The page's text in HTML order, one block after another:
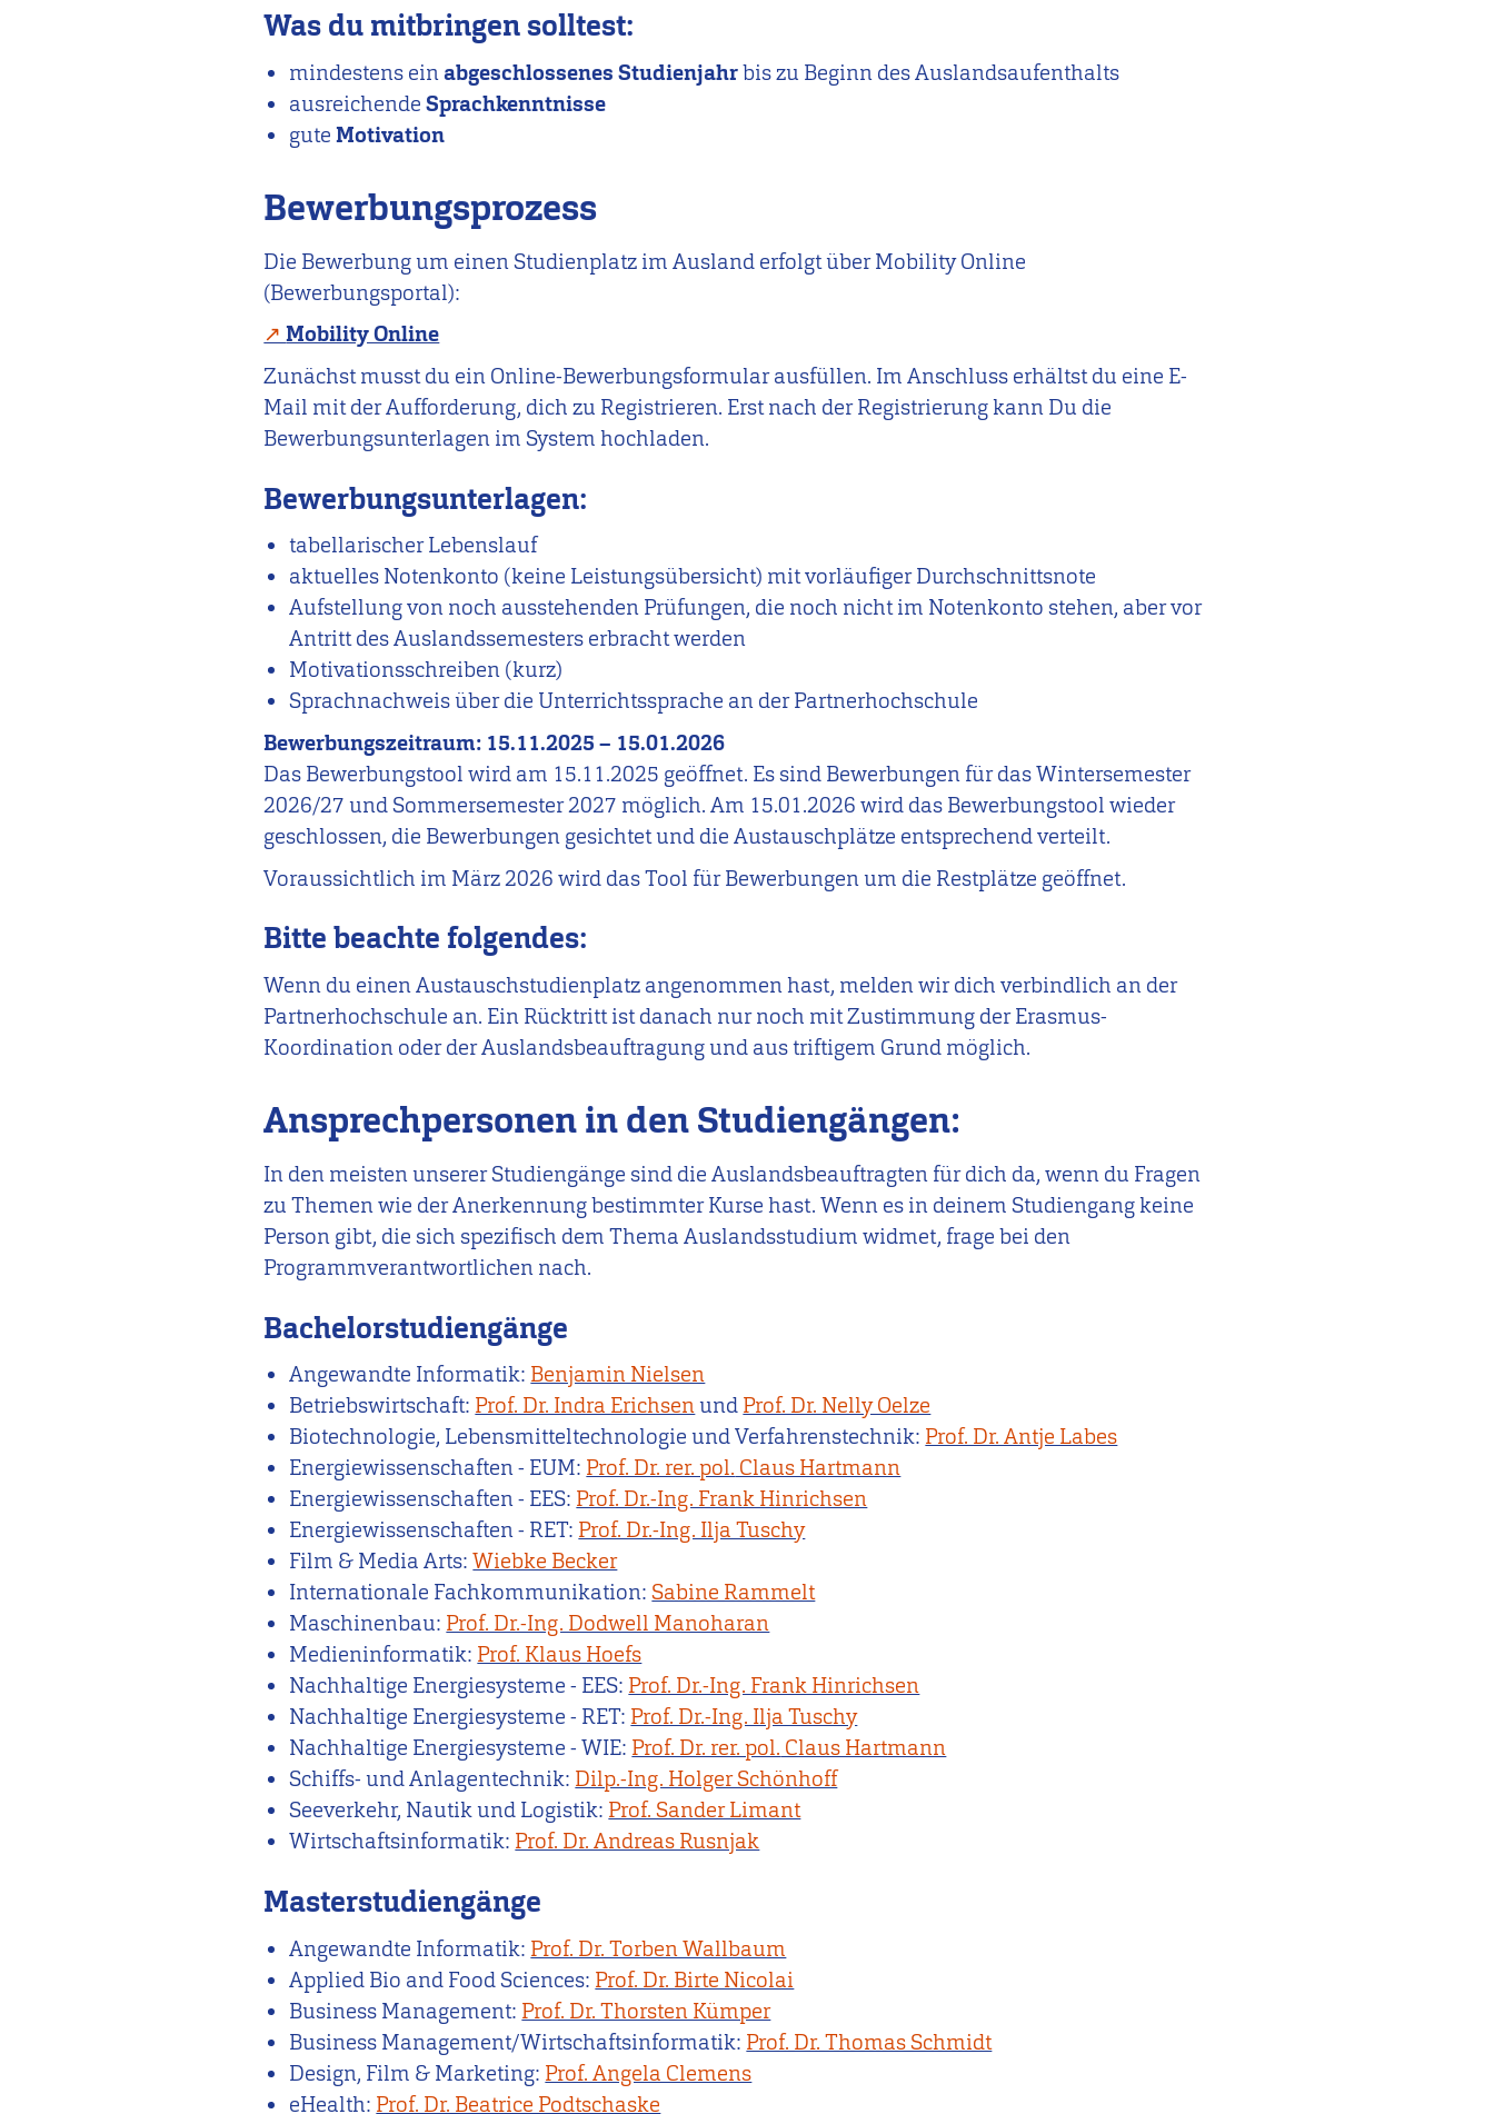
Was du mitbringen solltest:
mindestens einabgeschlossenes Studienjahrbis zu Beginn des Auslandsaufenthalts
ausreichendeSprachkenntnisse
guteMotivation
Bewerbungsprozess
Die Bewerbung um einen Studienplatz im Ausland erfolgt über Mobility Online
(Bewerbungsportal):
Mobility Online
Zunächst musst du ein Online-Bewerbungsformular ausfüllen. Im Anschluss erhältst du eine E-
Mail mit der Aufforderung, dich zu Registrieren. Erst nach der Registrierung kann Du die
Bewerbungsunterlagen im System hochladen.
Bewerbungsunterlagen:
tabellarischer Lebenslauf
aktuelles Notenkonto (keine Leistungsübersicht) mit vorläufiger Durchschnittsnote
Aufstellung von noch ausstehenden Prüfungen, die noch nicht im Notenkonto stehen, aber vor
Antritt des Auslandssemesters erbracht werden
Motivationsschreiben (kurz)
Sprachnachweis über die Unterrichtssprache an der Partnerhochschule
Bewerbungszeitraum: 15.11.2025 – 15.01.2026
Das Bewerbungstool wird am 15.11.2025 geöffnet. Es sind Bewerbungen für das Wintersemester
2026/27 und Sommersemester 2027 möglich. Am 15.01.2026 wird das Bewerbungstool wieder
geschlossen, die Bewerbungen gesichtet und die Austauschplätze entsprechend verteilt.
Voraussichtlich im März 2026 wird das Tool für Bewerbungen um die Restplätze geöffnet.
Bitte beachte folgendes:
Wenn du einen Austauschstudienplatz angenommen hast, melden wir dich verbindlich an der
Partnerhochschule an. Ein Rücktritt ist danach nur noch mit Zustimmung der Erasmus-
Koordination oder der Auslandsbeauftragung und aus triftigem Grund möglich.
Ansprechpersonen in den Studiengängen:
In den meisten unserer Studiengänge sind die Auslandsbeauftragten für dich da, wenn du Fragen
zu Themen wie der Anerkennung bestimmter Kurse hast. Wenn es in deinem Studiengang keine
Person gibt, die sich spezifisch dem Thema Auslandsstudium widmet, frage bei den
Programmverantwortlichen nach.
Bachelorstudiengänge
Angewandte Informatik: Benjamin Nielsen
Betriebswirtschaft: Prof. Dr. Indra Erichsenund Prof. Dr. Nelly Oelze
Biotechnologie, Lebensmitteltechnologie und Verfahrenstechnik: Prof. Dr. Antje Labes
Energiewissenschaften - EUM: Prof. Dr. rer. pol. Claus Hartmann
Energiewissenschaften - EES: Prof. Dr.-Ing. Frank Hinrichsen
Energiewissenschaften - RET: Prof. Dr.-Ing. Ilja Tuschy
Film & Media Arts:Wiebke Becker
Internationale Fachkommunikation:Sabine Rammelt
Maschinenbau: Prof. Dr.-Ing. Dodwell Manoharan
Medieninformatik: Prof. Klaus Hoefs
Nachhaltige Energiesysteme - EES: Prof. Dr.-Ing. Frank Hinrichsen
Nachhaltige Energiesysteme - RET: Prof. Dr.-Ing. Ilja Tuschy
Nachhaltige Energiesysteme - WIE: Prof. Dr. rer. pol. Claus Hartmann
Schiffs- und Anlagentechnik: Dilp.-Ing. Holger Schönhoff
Seeverkehr, Nautik und Logistik: Prof. Sander Limant
Wirtschaftsinformatik: Prof. Dr. Andreas Rusnjak
Masterstudiengänge
Angewandte Informatik: Prof. Dr. Torben Wallbaum
Applied Bio and Food Sciences: Prof. Dr. Birte Nicolai
Business Management: Prof. Dr. Thorsten Kümper
Business Management/Wirtschaftsinformatik: Prof. Dr. Thomas Schmidt
Design, Film & Marketing: Prof. Angela Clemens
eHealth: Prof. Dr. Beatrice Podtschaske